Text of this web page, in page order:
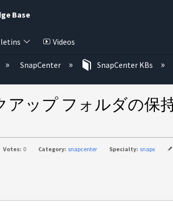
Base
Videos
開/折りたたむ
SnapCenter SnapCenter KBs
アップ フォルダの
Votes: 0 Category: snapcenter Specialty: snapx